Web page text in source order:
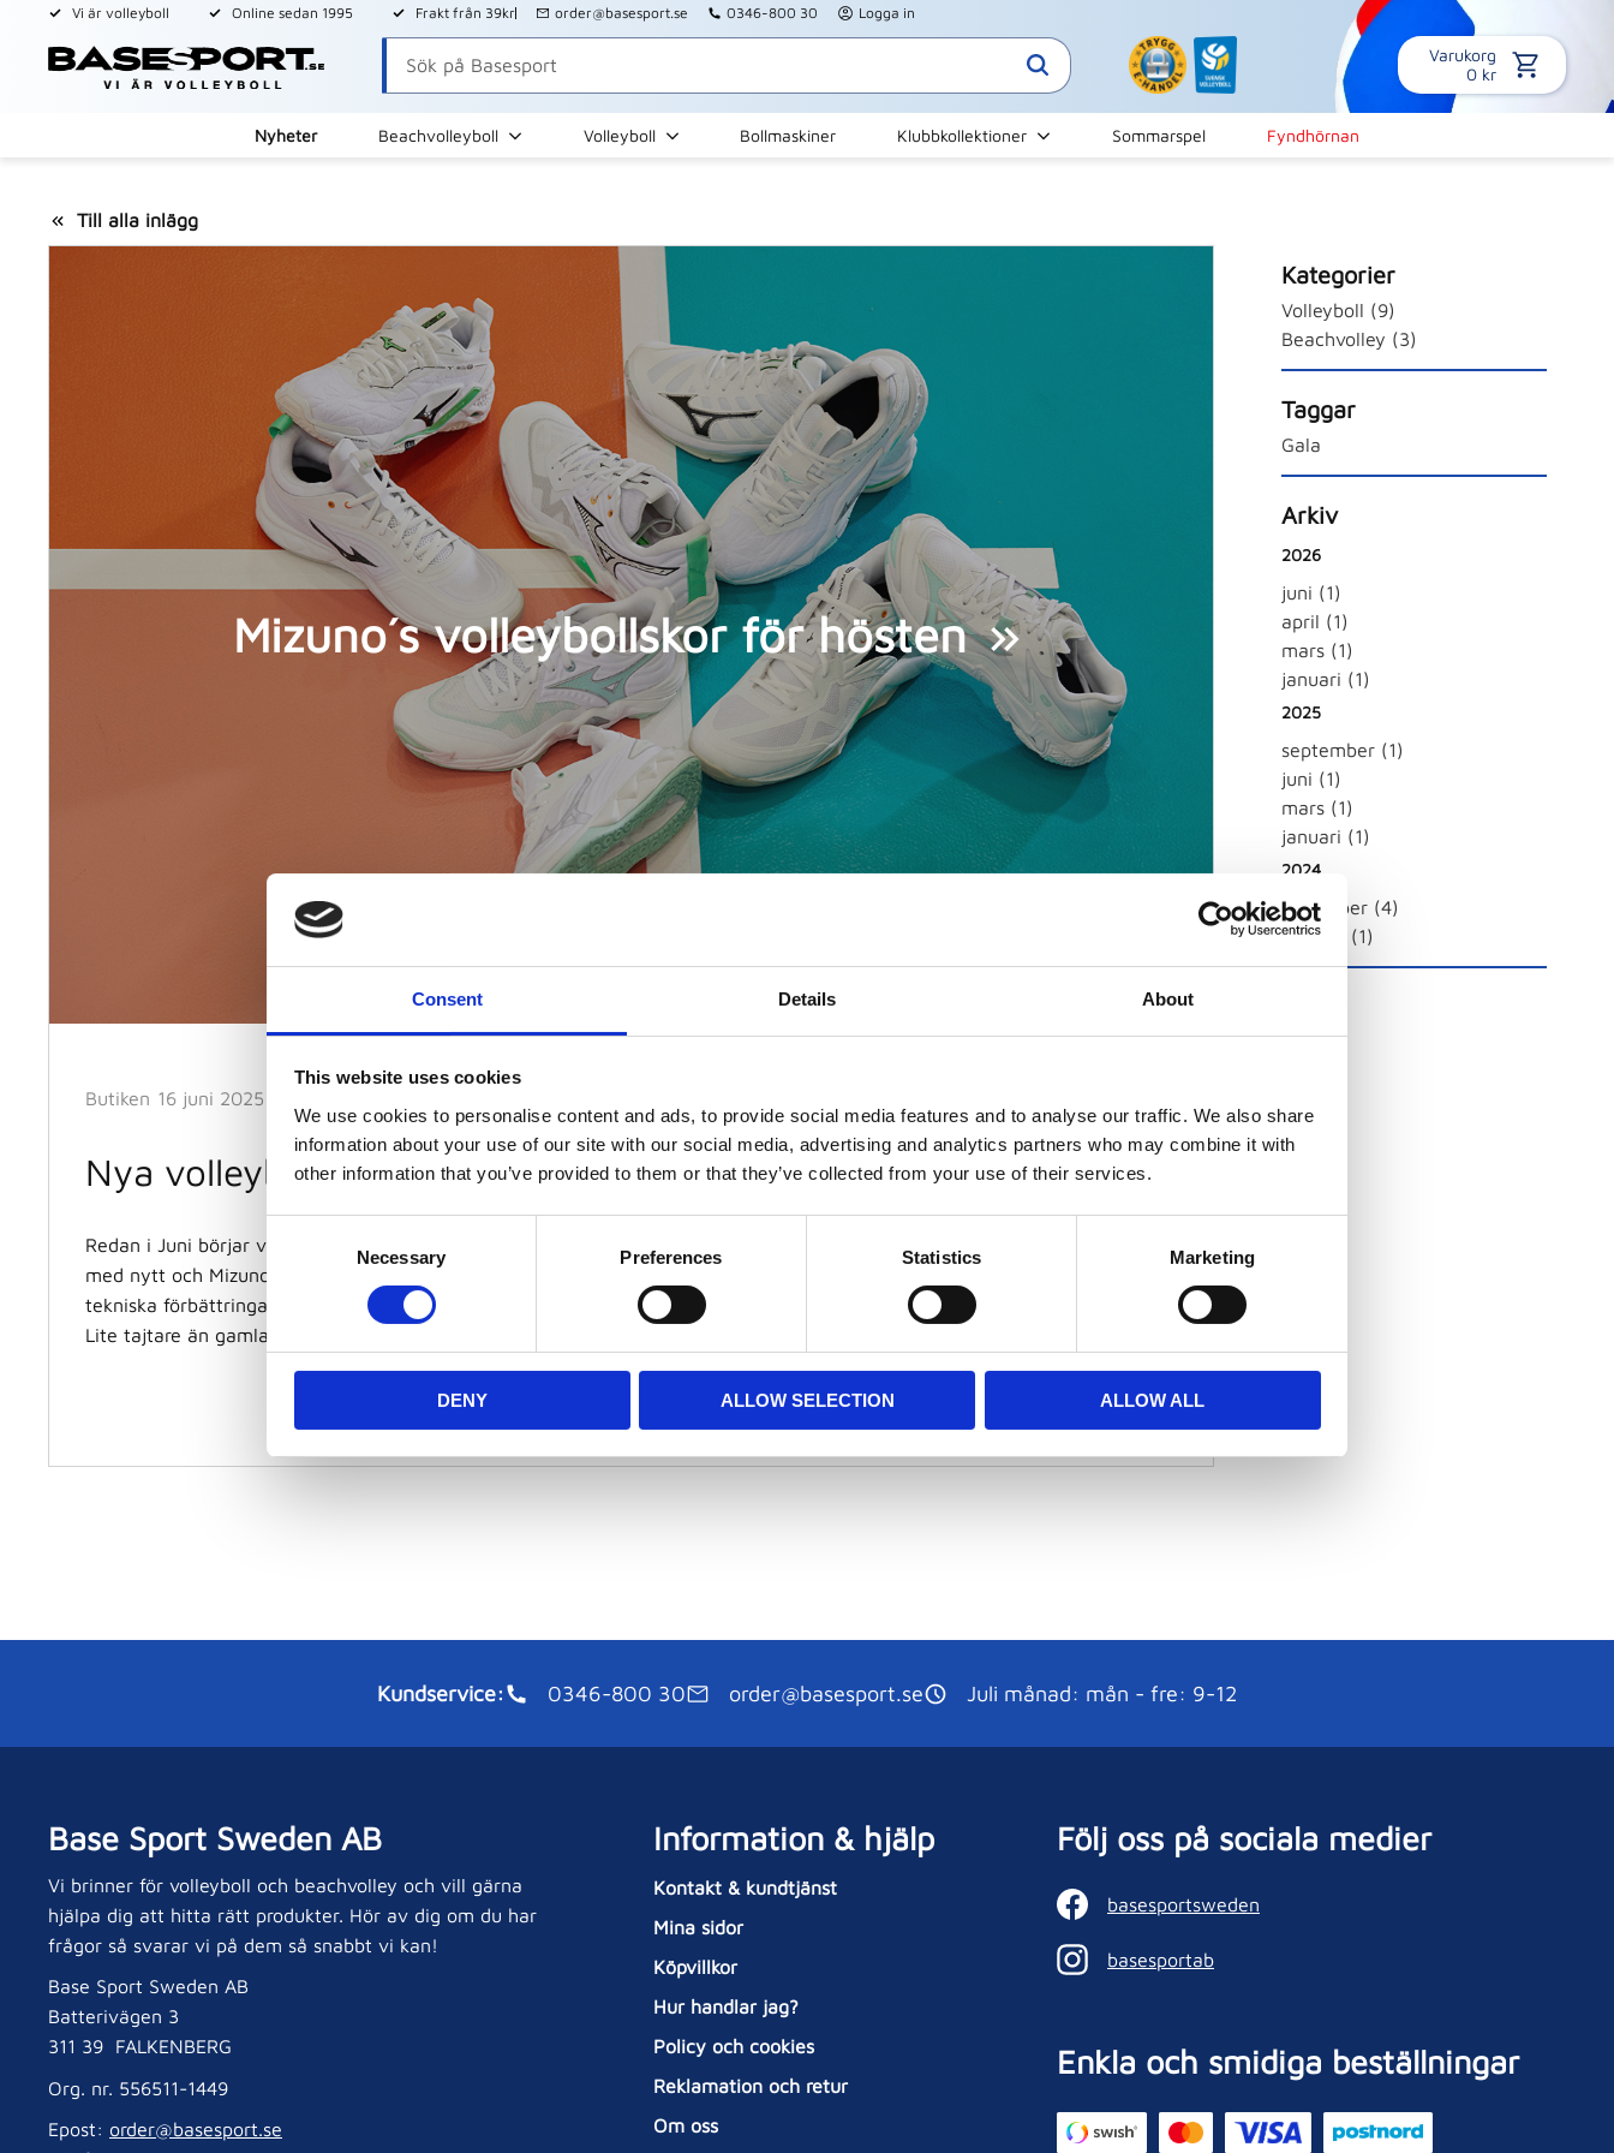
Consent Details About
This website uses cookies
We use cookies to personalise content and ads, to provide social media features and to analyse our traffic. We also share
information about your use of our site with our social media, advertising and analytics partners who may combine it with
other information that you’ve provided to them or that they’ve collected from your use of their services.
n
s
e
e
Necessary Preferences Statistics Marketing
DENY ALLOW SELECTION ALLOW ALL
Vi är volleyboll Online sedan 1995 Frakt från 39kr order@basesport.se 0346-800 30 Logga in
Varukorg
0 kr
Nyheter Beachvolleyboll Volleyboll Bollmaskiner Klubbkollektioner Sommarspel Fyndhörnan
Till alla inlägg
Mizuno´s volleybollskor för hösten
Butiken 16 juni 2025
Nya volleybollskor är på väg in nu!
Redan i Juni börjar vi få hem höstsäsongens volleybollskor och första leverantör att leverera är Japanska Mizuno. Alltid kul
med nytt och Mizuno släpper en uppdaterad version av deras bästa volleybollsko, Mizuno Wave Momentum Elite. Nya
tekniska förbättringar men stora nyheten är att passformen/lästen på Momentum Elite är lite mer som övriga Mizuno skor.
Lite tajtare än gamla modellen.
Kategorier
Volleyboll (9)
Beachvolley (3)
Taggar
Gala
Arkiv
2026
juni (1)
april (1)
mars (1)
januari (1)
2025
september (1)
juni (1)
mars (1)
januari (1)
2024
november (4)
augusti (1)
Kundservice: 0346-800 30 order@basesport.se Juli månad: mån - fre: 9-12
Base Sport Sweden AB
Vi brinner för volleyboll och beachvolley och vill gärna
hjälpa dig att hitta rätt produkter. Hör av dig om du har
frågor så svarar vi på dem så snabbt vi kan!
Base Sport Sweden AB
Batterivägen 3
311 39 FALKENBERG
Org. nr. 556511-1449
Epost: order@basesport.se
Information & hjälp
Kontakt & kundtjänst
Mina sidor
Köpvillkor
Hur handlar jag?
Policy och cookies
Reklamation och retur
Om oss
Följ oss på sociala medier
basesportsweden
basesportab
Enkla och smidiga beställningar